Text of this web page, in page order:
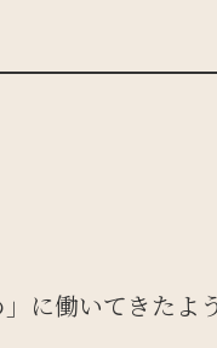
に働いてきたよ